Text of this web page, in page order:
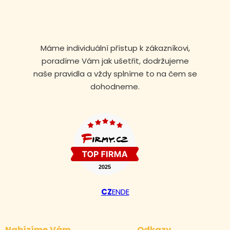
Máme individuální přístup k zákazníkovi,
poradíme Vám jak ušetřit, dodržujeme
naše pravidla a vždy splníme to na čem se
dohodneme.
CZENDE